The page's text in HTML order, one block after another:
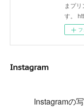
まプ
す。
Instagram
Instagramの